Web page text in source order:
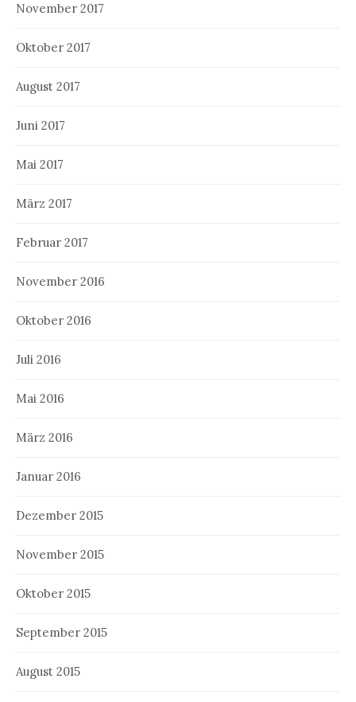
November 2017
Oktober 2017
August 2017
Juni 2017
Mai 2017
März 2017
Februar 2017
November 2016
Oktober 2016
Juli 2016
Mai 2016
März 2016
Januar 2016
Dezember 2015
November 2015
Oktober 2015
September 2015
August 2015